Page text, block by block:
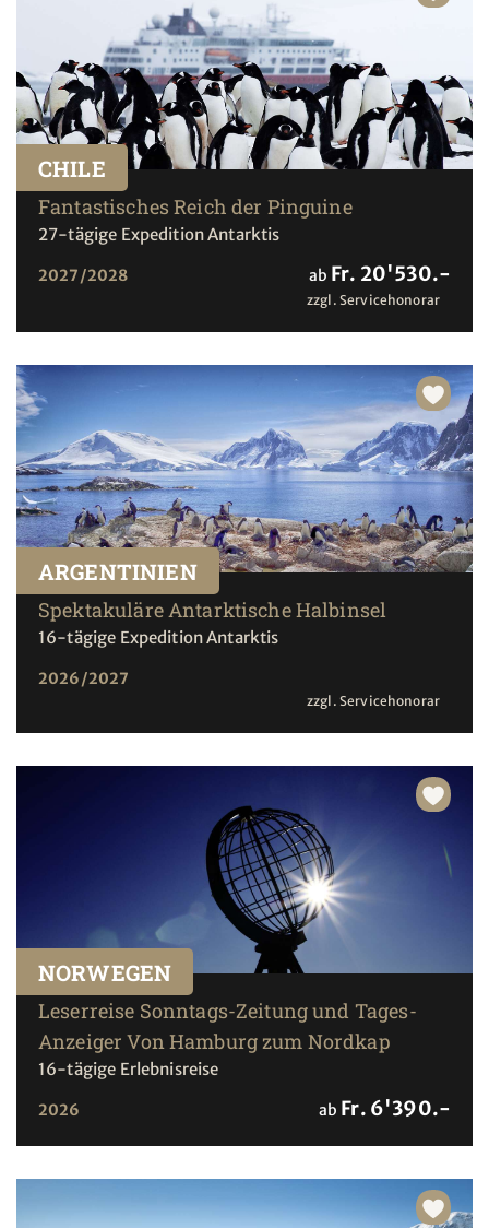
CHILE
Fantastisches Reich der Pinguine
27-tägige Expedition Antarktis
2027/2028 ab Fr. 20'530.-
zzgl. Servicehonorar
ARGENTINIEN
Spektakuläre Antarktische Halbinsel
16-tägige Expedition Antarktis
2026/2027
zzgl. Servicehonorar
NORWEGEN
Leserreise Sonntags-Zeitung und Tages-
Anzeiger Von Hamburg zum Nordkap
16-tägige Erlebnisreise
2026 ab Fr. 6'390.-